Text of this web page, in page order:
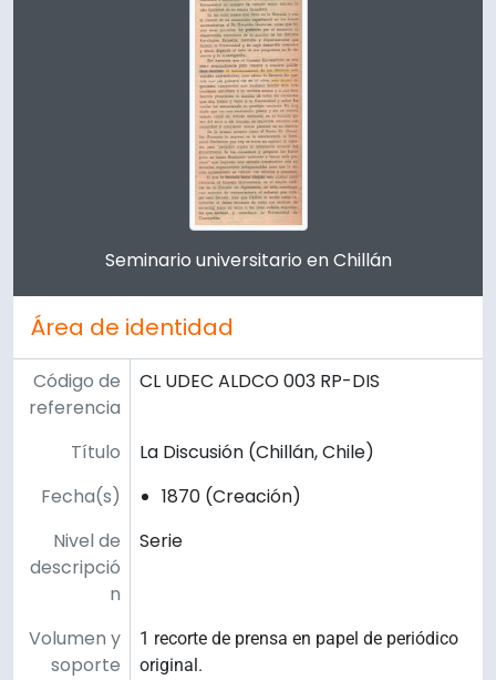
Clicking this description title link will open the
Seminario universitario en Chillán
Área de identidad
Código de
referencia
CL UDEC ALDCO 003 RP-DIS
Título
La Discusión (Chillán, Chile)
Fecha(s)
1870 (Creación)
Nivel de
descripció
n
Serie
Volumen y
soporte
1 recorte de prensa en papel de periódico
original.